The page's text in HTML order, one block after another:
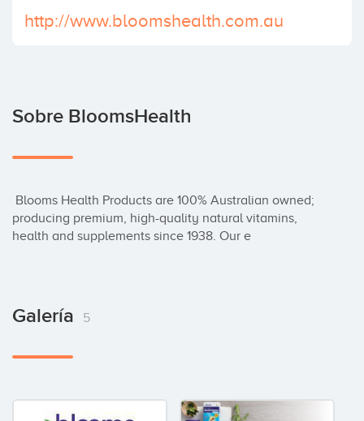
http://www.bloomshealth.com.au
Sobre BloomsHealth
producing premium, high-quality natural vitamins,
health and supplements since 1938. Our e
Galería 5